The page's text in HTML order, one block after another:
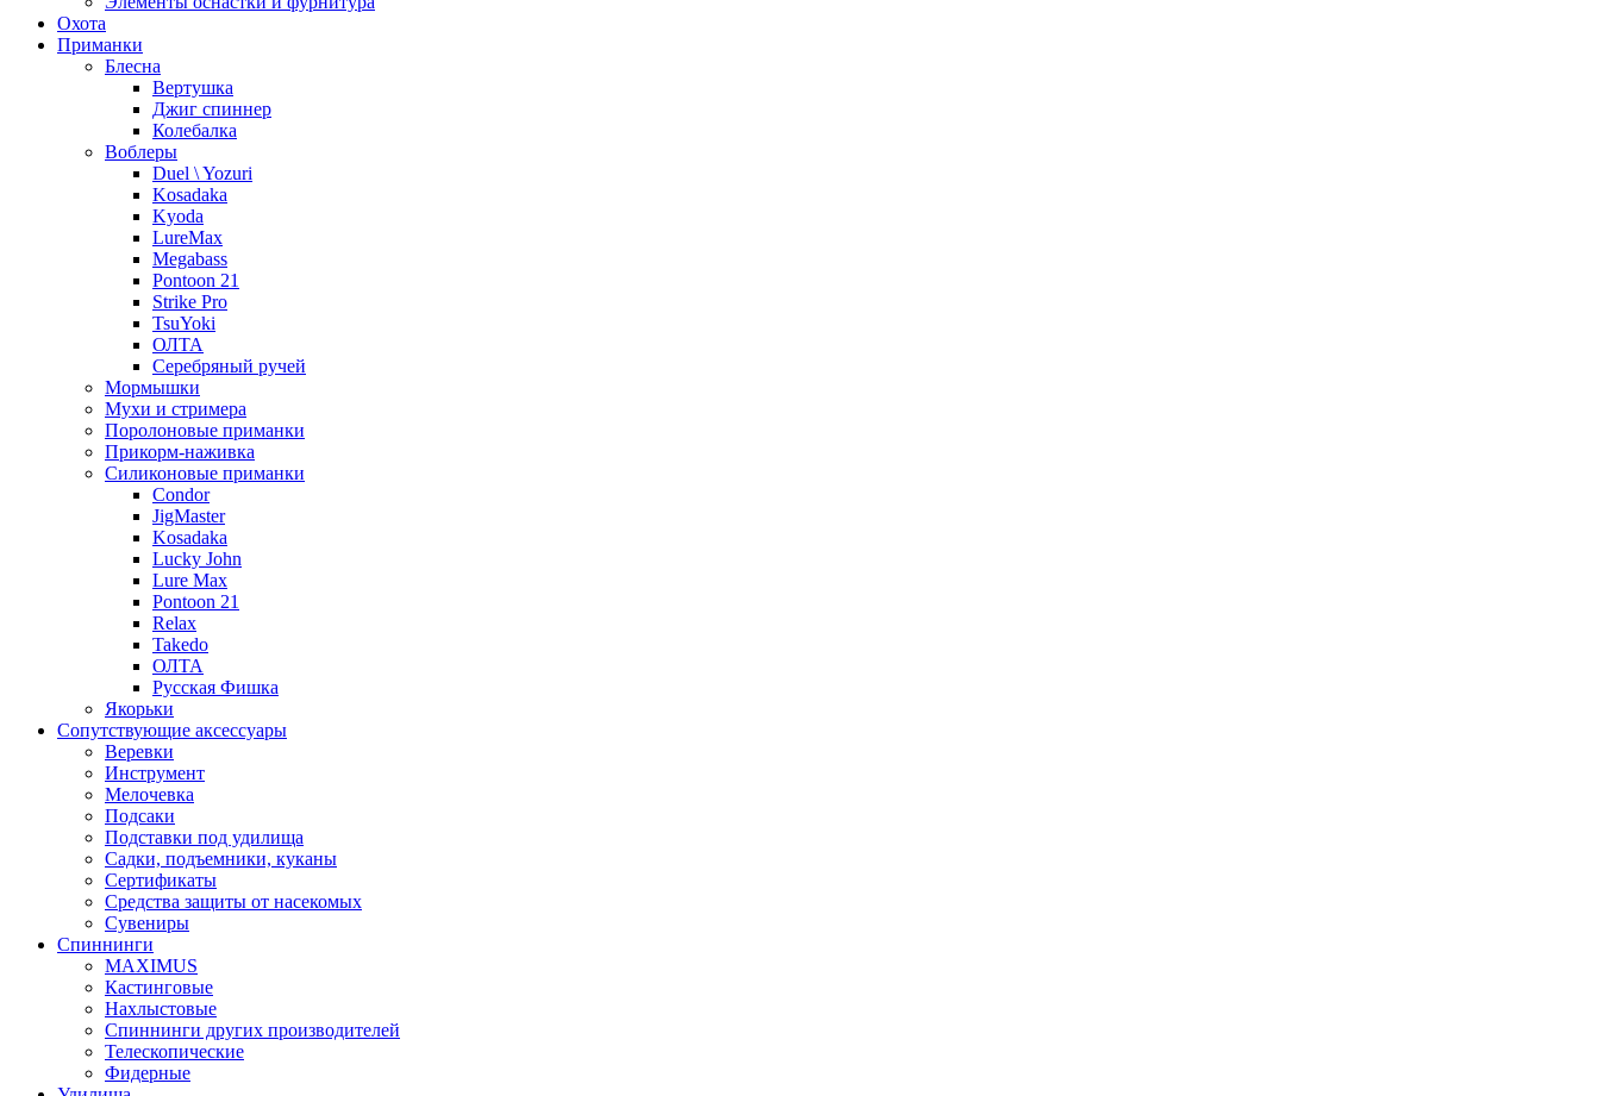
Охота
Приманки
Блесна
Вертушка
Джиг спиннер
Колебалка
Воблеры
Duel \ Yozuri
Kosadaka
Kyoda
LureMax
Megabass
Pontoon 21
Strike Pro
TsuYoki
ОЛТА
Серебряный ручей
Мормышки
Мухи и стримера
Поролоновые приманки
Прикорм-наживка
Силиконовые приманки
Condor
JigMaster
Kosadaka
Lucky John
Lure Max
Pontoon 21
Relax
Takedo
ОЛТА
Русская Фишка
Якорьки
Сопутствующие аксессуары
Веревки
Инструмент
Мелочевка
Подсаки
Подставки под удилища
Садки, подъемники, куканы
Сертификаты
Средства защиты от насекомых
Сувениры
Спиннинги
MAXIMUS
Кастинговые
Нахлыстовые
Спиннинги других производителей
Телескопические
Фидерные